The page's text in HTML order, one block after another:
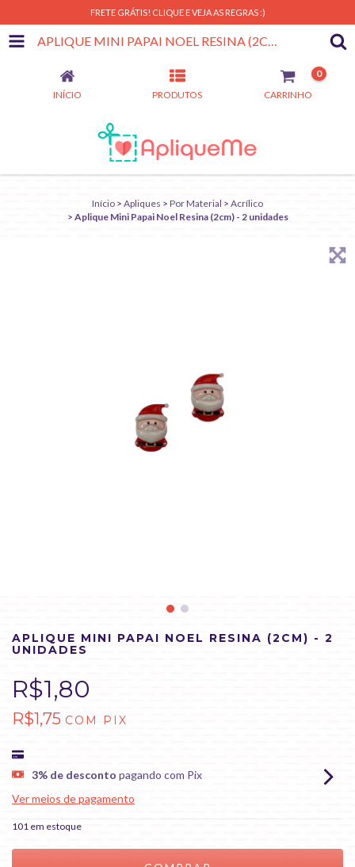
FRETE GRÁTIS! CLIQUE E VEJA AS REGRAS :)
APLIQUE MINI PAPAI NOEL RESINA (2CM) - 2 UNIDADES
INÍCIO PRODUTOS CARRINHO
0
Início > Apliques > Por Material > Acrílico
> Aplique Mini Papai Noel Resina (2cm) - 2 unidades
APLIQUE MINI PAPAI NOEL RESINA (2CM) - 2
UNIDADES
R$1,80
R$1,75 COM PIX
3% de desconto pagando com Pix
Ver meios de pagamento
101 em estoque